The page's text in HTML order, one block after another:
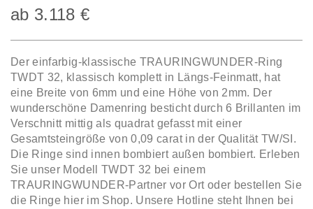
ab 3.118€
Der einfarbig-klassische TRAURINGWUNDER-Ring
TWDT 32, klassisch komplett in Längs-Feinmatt, hat
eine Breite von 6mm und eine Höhe von 2mm. Der
wunderschöne Damenring besticht durch 6 Brillanten im
Verschnitt mittig als quadrat gefasst mit einer
Gesamtsteingröße von 0,09 carat in der Qualität TW/SI.
Die Ringe sind innen bombiert außen bombiert. Erleben
Sie unser Modell TWDT 32 bei einem
TRAURINGWUNDER-Partner vor Ort oder bestellen Sie
die Ringe hier im Shop. Unsere Hotline steht Ihnen bei